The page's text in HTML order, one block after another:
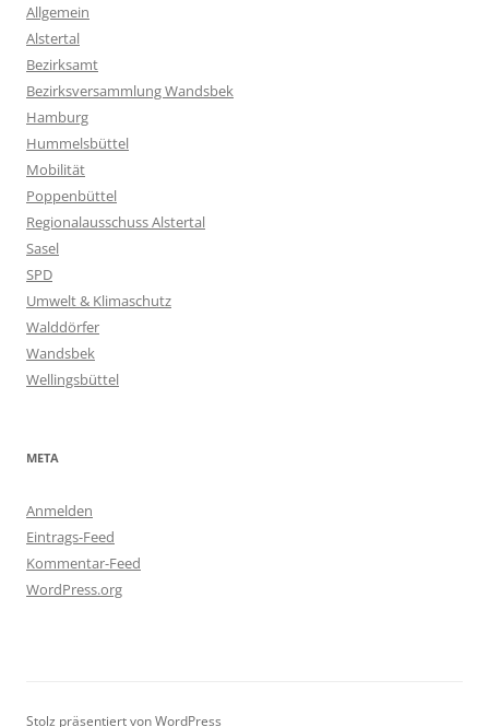
Allgemein
Alstertal
Bezirksamt
Bezirksversammlung Wandsbek
Hamburg
Hummelsbüttel
Mobilität
Poppenbüttel
Regionalausschuss Alstertal
Sasel
SPD
Umwelt & Klimaschutz
Walddörfer
Wandsbek
Wellingsbüttel
META
Anmelden
Eintrags-Feed
Kommentar-Feed
WordPress.org
Stolz präsentiert von WordPress